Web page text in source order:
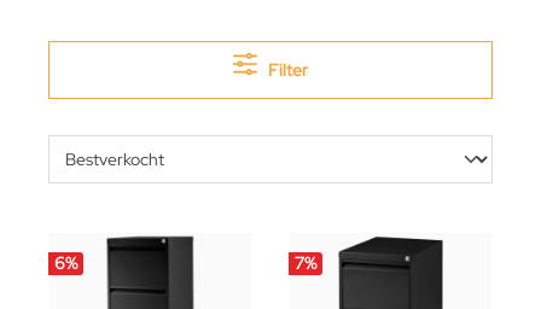
Filter
6% 7%